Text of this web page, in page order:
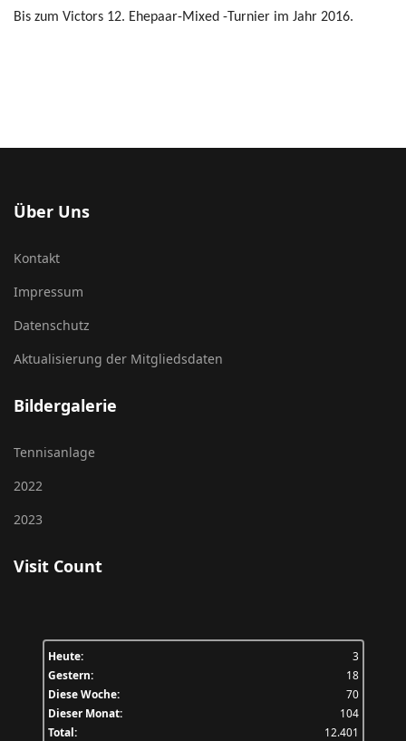
Bis zum Victors 12. Ehepaar-Mixed -Turnier im Jahr 2016.
Über Uns
Kontakt
Impressum
Datenschutz
Aktualisierung der Mitgliedsdaten
Bildergalerie
Tennisanlage
2022
2023
Visit Count
Heute:
3
Gestern:
18
Diese Woche:
70
Dieser Monat:
104
Total:
12.401